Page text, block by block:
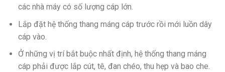
các nhà máy có số lượng cáp lớn.
Lắp đặt hệ thống thang máng cáp trước rồi mới luồn dây
cáp vào.
Ở những vị trí bắt buộc nhất định, hệ thống thang máng
cáp phải được lắp cút, tê, đan chéo, thu hẹp và bao che.